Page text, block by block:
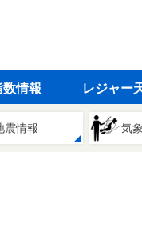
数情報 レジャー
震情報 気